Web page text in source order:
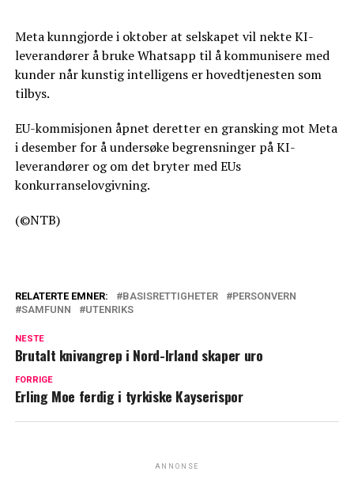
Meta kunngjorde i oktober at selskapet vil nekte KI-
leverandører å bruke Whatsapp til å kommunisere med
kunder når kunstig intelligens er hovedtjenesten som
tilbys.
EU-kommisjonen åpnet deretter en gransking mot Meta
i desember for å undersøke begrensninger på KI-
leverandører og om det bryter med EUs
konkurranselovgivning.
(©NTB)
RELATERTE EMNER: BASISRETTIGHETER
PERSONVERN
SAMFUNN
UTENRIKS
NESTE
Brutalt knivangrep i Nord-Irland skaper uro
FORRIGE
Erling Moe ferdig i tyrkiske Kayserispor
ANNONSE